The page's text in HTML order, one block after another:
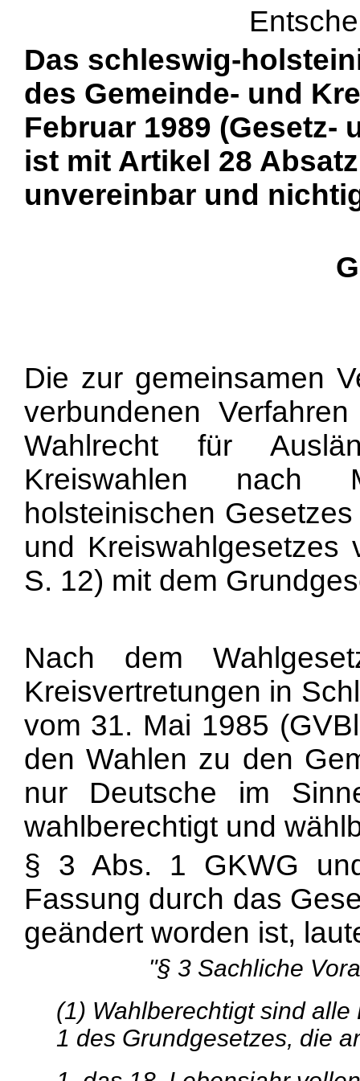
Das schleswig-
des Gemeinde- und
Februar 1989 (Gesetz-
ist mit Artikel 28
unvereinbar und
Die zur gemeinsamen
verbundenen
Wahlrecht für
Kreiswahlen nach
holsteinischen
und
S. 12) mit dem
Nach dem
Kreisvertretungen in
vom 31. Mai 1985
den Wahlen zu den
nur Deutsche im
wahlberechtigt und
§ 3 Abs. 1 GKWG
Fassung durch das
geändert worden ist,
"§ 3 Sachliche
(1) Wahlberechtigt sind
1 des Grundgesetzes, die